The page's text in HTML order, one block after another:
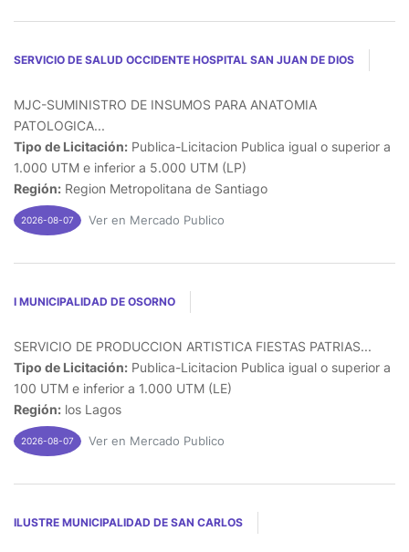
SERVICIO DE SALUD OCCIDENTE HOSPITAL SAN JUAN DE DIOS
MJC-SUMINISTRO DE INSUMOS PARA ANATOMIA
PATOLOGICA...
Tipo de Licitación: Publica-Licitacion Publica igual o superior a
1.000 UTM e inferior a 5.000 UTM (LP)
Región: Region Metropolitana de Santiago
2026-08-07 Ver en Mercado Publico
I MUNICIPALIDAD DE OSORNO
SERVICIO DE PRODUCCION ARTISTICA FIESTAS PATRIAS...
Tipo de Licitación: Publica-Licitacion Publica igual o superior a
100 UTM e inferior a 1.000 UTM (LE)
Región: los Lagos
2026-08-07 Ver en Mercado Publico
ILUSTRE MUNICIPALIDAD DE SAN CARLOS